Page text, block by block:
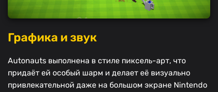
Графика и звук
Autonauts выполнена в стиле пиксель-арт, что
придаёт ей особый шарм и делает её визуально
привлекательной даже на большом экране Nintendo